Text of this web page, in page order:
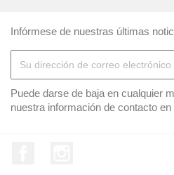
Infórmese de nuestras últimas
Puede darse de baja en cualquier
nuestra información de contacto en